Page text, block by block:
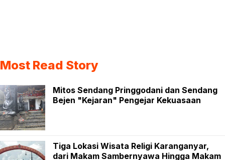
Most Read Story
Mitos Sendang Pringgodani dan Sendang
Bejen "Kejaran" Pengejar Kekuasaan
Tiga Lokasi Wisata Religi Karanganyar,
dari Makam Sambernyawa Hingga Makam